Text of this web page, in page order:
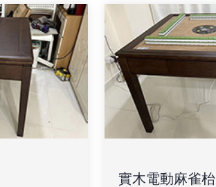
實木電動麻雀枱